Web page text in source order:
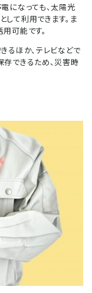
になっても、太陽光
て利用できます。ま
可能です。
るほか、テレビなどで
できるため、災害時